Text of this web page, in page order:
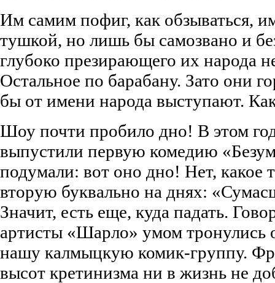
Им самим пофиг, как обзываться,
тушкой, но лишь бы самозвано и
глубоко презирающего их народа
Остальное по барабану. Зато они
бы от имени народа выступают.
Шоу почти пробило дно! В этом
выпустили первую комедию
подумали: вот оно дно! Нет, какое
вторую буквально на днях:
Значит, есть еще, куда падать.
артисты «Шарло» умом тронулись
нашу калмыцкую комик-группу.
высот кретинизма ни в жизнь не